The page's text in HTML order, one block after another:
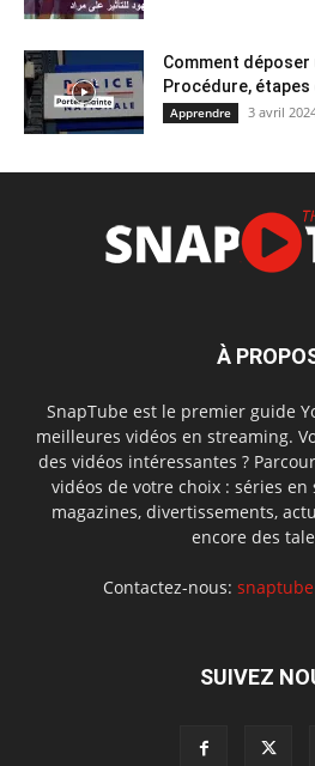
Comment déposer
Procédure,
Apprendre 3 avril
À
SnapTube est le premier guide
meilleures vidéos en streaming.
des vidéos intéressantes ?
vidéos de votre choix : séries
magazines, divertissements,
encore des
Contactez-nous:
SUIVEZ